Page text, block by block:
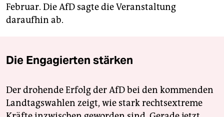
Februar. Die AfD sagte die Veranstaltung
daraufhin ab.
Die Engagierten stärken
Der drohende Erfolg der AfD bei den kommenden
Landtagswahlen zeigt, wie stark rechtsextreme